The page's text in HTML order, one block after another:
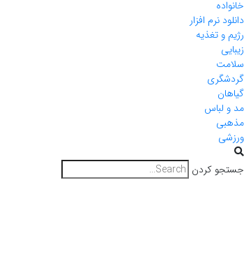
خانواده
دانلود نرم افزار
رژیم و تغذیه
زیبایی
سلامت
گردشگری
گیاهان
مد و لباس
مذهبی
ورزشی
جستجو کردن